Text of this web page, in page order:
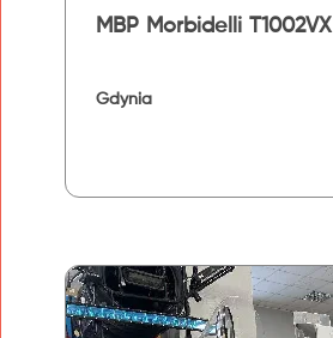
MBP Morbidelli T1002VX
Gdynia